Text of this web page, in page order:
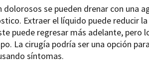
dolorosos se pueden drenar con una
Extraer el líquido puede reducir
puede regresar más adelante, pero
La cirugía podría ser una opción
síntomas.